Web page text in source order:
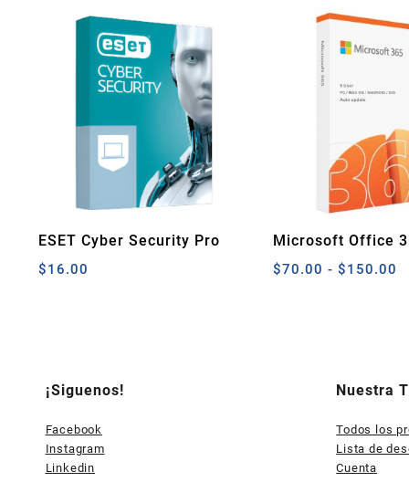
ESET Cyber Security Pro
(Mac)
$16.00
Microsoft Office
Personal (Clave
$70.00 - $150.00
¡Siguenos!
Facebook
Instagram
Linkedin
Nuestra
Todos los
Lista de
Cuenta